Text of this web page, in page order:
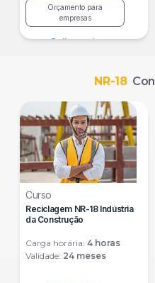
Orçamento para
empresas
Saiba mais
NR-18
Curso
Reciclagem NR-18 Indústria
da Construção
Carga horária: 4 horas
Validade: 24 meses